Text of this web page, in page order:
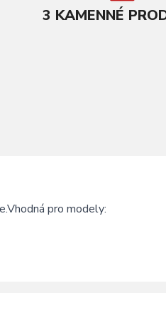
3 KAMENNÉ
Vhodná pro modely: